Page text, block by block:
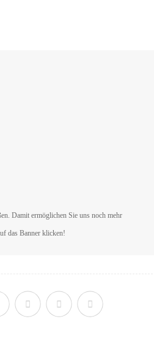
Damit ermöglichen Sie uns noch mehr
das Banner klicken!